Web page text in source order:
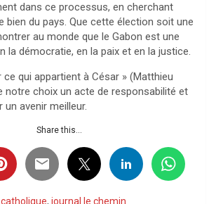
dans ce processus, en cherchant
bien du pays. Que cette élection soit une
au monde que le Gabon est une
la démocratie, en la paix et en la justice.
ce qui appartient à César » (Matthieu
notre choix un acte de responsabilité et
avenir meilleur.
Share this...
, journal le chemin